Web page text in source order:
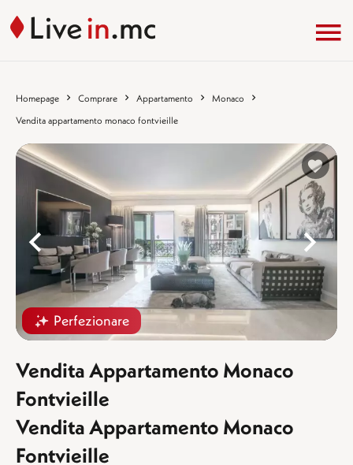
Homepage Comprare Appartamento
Monaco
Vendita appartamento monaco fontvieille
Perfezionare
%}
Vendita Appartamento Monaco
Fontvieille
Vendita Appartamento Monaco
Fontvieille